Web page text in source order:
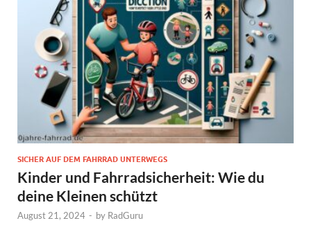
SICHER AUF DEM FAHRRAD UNTERWEGS
Kinder und Fahrradsicherheit: Wie du
deine Kleinen schützt
August 21, 2024 - by RadGuru